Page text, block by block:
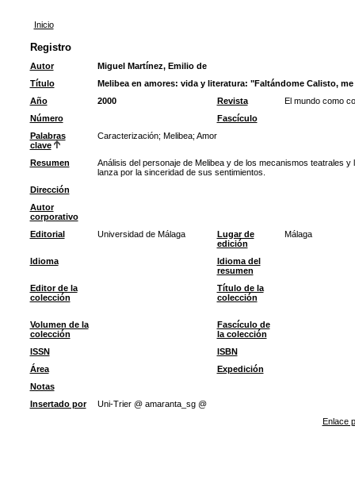
Inicio
Registro
Autor
Miguel Martínez, Emilio de
Título
Melibea en amores: vida y literatura: "Faltándome Calisto,
Año
2000 Revista
El mundo como
Número
Fascículo
Palabras
clave
Caracterización; Melibea; Amor
Resumen
Análisis del personaje de Melibea y de los mecanismos teatrales
lanza por la sinceridad de sus sentimientos.
Dirección
Autor
corporativo
Editorial
Universidad de Málaga
Lugar de
edición
Málaga
Idioma
Idioma del
resumen
Editor de la
colección
Título de la
colección
Volumen de la
colección
Fascículo de
la colección
ISSN
ISBN
Área
Expedición
Notas
Insertado por
Uni-Trier @ amaranta_sg @
Enlace